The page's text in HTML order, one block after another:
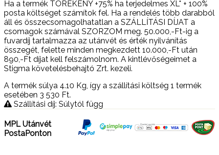
Ha a termék TÖRÉKENY +75% ha terjedelmes XL* + 100%
posta költséget számítok fel. Ha a rendelés több darabból
áll és összecsomagolhatatlan a SZÁLLÍTÁSI DÍJAT a
csomagok számával SZORZOM meg. 50.000,-Ft-ig a
fuvardíj tartalmazza az utánvét és érték nyilvánítás
összegét, felette minden megkezdett 10.000,-Ft után
890,-Ft díjat kell felszámolnom. A kintlévőségeimet a
Stigma követelésbehajtó Zrt. kezeli.
A termék súlya 4.10 Kg , így a szállítási költség 1 termék
esetében 3 530 Ft.
Szállítási díj: Súlytól függ
MPL Utánvét
PostaPonton